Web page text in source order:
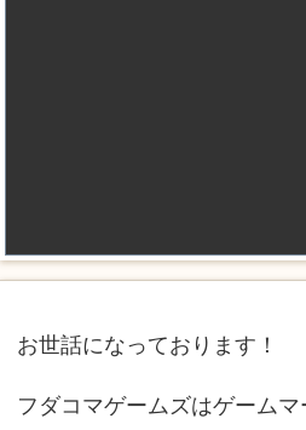
お世話になっております！
フダコマゲームズはゲーム